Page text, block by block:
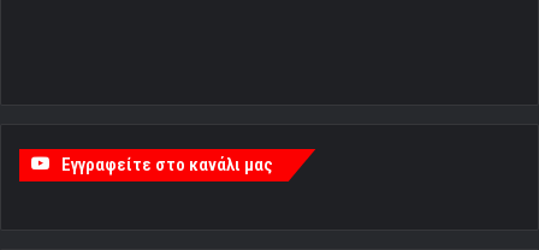
Εγγραφείτε στο κανάλι μας